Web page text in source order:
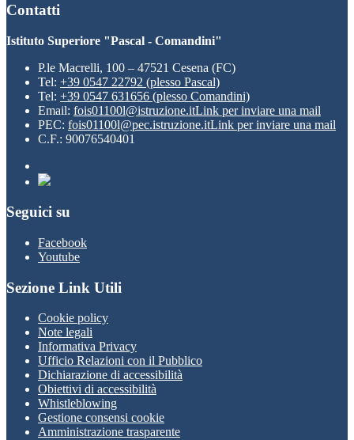
Contatti
Istituto Superiore "Pascal - Comandini"
P.le Macrelli, 100 – 47521 Cesena (FC)
Tel: +39 0547 22792 (plesso Pascal)
Tel: +39 0547 631656 (plesso Comandini)
Email: fois01100l@istruzione.itLink per inviare una mail
PEC: fois01100l@pec.istruzione.itLink per inviare una mail
C.F.: 90076540401
Seguici su
Facebook
Youtube
Sezione Link Utili
Cookie policy
Note legali
Informativa Privacy
Ufficio Relazioni con il Pubblico
Dichiarazione di accessibilità
Obiettivi di accessibilità
Whistleblowing
Gestione consensi cookie
Amministrazione trasparente